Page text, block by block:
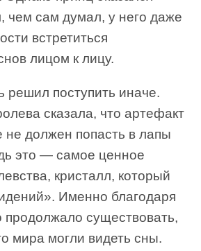
чем сам думал, у него даже
встретиться
лицом к лицу.
решил поступить иначе.
сказала, что артефакт
не должен попасть в лапы
это — самое ценное
кристалл, который
Именно благодаря
продолжало существовать,
мира могли видеть сны.